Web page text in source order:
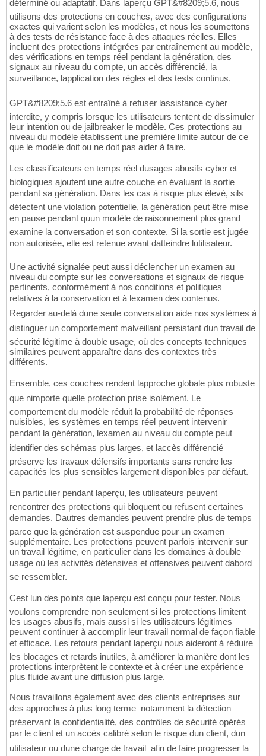
déterminé ou adaptatif. Dans laperçu GPT&#8209;5.6, nous
utilisons des protections en couches, avec des configurations
exactes qui varient selon les modèles, et nous les soumettons
à des tests de résistance face à des attaques réelles. Elles
incluent des protections intégrées par entraînement au modèle,
des vérifications en temps réel pendant la génération, des
signaux au niveau du compte, un accès différencié, la
surveillance, lapplication des règles et des tests continus.
GPT&#8209;5.6 est entraîné à refuser lassistance cyber
interdite, y compris lorsque les utilisateurs tentent de dissimuler
leur intention ou de jailbreaker le modèle. Ces protections au
niveau du modèle établissent une première limite autour de ce
que le modèle doit ou ne doit pas aider à faire.
Les classificateurs en temps réel dusages abusifs cyber et
biologiques ajoutent une autre couche en évaluant la sortie
pendant sa génération. Dans les cas à risque plus élevé, sils
détectent une violation potentielle, la génération peut être mise
en pause pendant quun modèle de raisonnement plus grand
examine la conversation et son contexte. Si la sortie est jugée
non autorisée, elle est retenue avant datteindre lutilisateur.
Une activité signalée peut aussi déclencher un examen au
niveau du compte sur les conversations et signaux de risque
pertinents, conformément à nos conditions et politiques
relatives à la conservation et à lexamen des contenus.
Regarder au-delà dune seule conversation aide nos systèmes à
distinguer un comportement malveillant persistant dun travail de
sécurité légitime à double usage, où des concepts techniques
similaires peuvent apparaître dans des contextes très
différents.
Ensemble, ces couches rendent lapproche globale plus robuste
que nimporte quelle protection prise isolément. Le
comportement du modèle réduit la probabilité de réponses
nuisibles, les systèmes en temps réel peuvent intervenir
pendant la génération, lexamen au niveau du compte peut
identifier des schémas plus larges, et laccès différencié
préserve les travaux défensifs importants sans rendre les
capacités les plus sensibles largement disponibles par défaut.
En particulier pendant laperçu, les utilisateurs peuvent
rencontrer des protections qui bloquent ou refusent certaines
demandes. Dautres demandes peuvent prendre plus de temps
parce que la génération est suspendue pour un examen
supplémentaire. Les protections peuvent parfois intervenir sur
un travail légitime, en particulier dans les domaines à double
usage où les activités défensives et offensives peuvent dabord
se ressembler.
Cest lun des points que laperçu est conçu pour tester. Nous
voulons comprendre non seulement si les protections limitent
les usages abusifs, mais aussi si les utilisateurs légitimes
peuvent continuer à accomplir leur travail normal de façon fiable
et efficace. Les retours pendant laperçu nous aideront à réduire
les blocages et retards inutiles, à améliorer la manière dont les
protections interprètent le contexte et à créer une expérience
plus fluide avant une diffusion plus large.
Nous travaillons également avec des clients entreprises sur
des approches à plus long terme  notamment la détection
préservant la confidentialité, des contrôles de sécurité opérés
par le client et un accès calibré selon le risque dun client, dun
utilisateur ou dune charge de travail  afin de faire progresser la